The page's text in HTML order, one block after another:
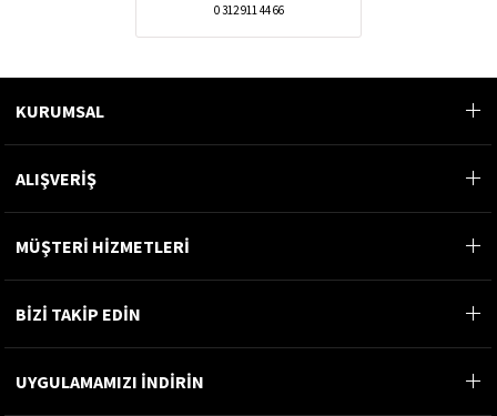
0 312 911 44 66
KURUMSAL
ALIŞVERİŞ
MÜŞTERİ HİZMETLERİ
BİZİ TAKİP EDİN
UYGULAMAMIZI İNDİRİN